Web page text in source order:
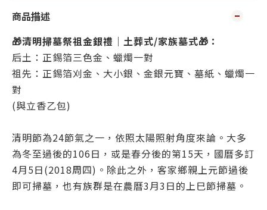
商品描述
🎁清明掃墓祭祖金銀禮｜土葬式/家族墓式🎁 ：
后土：正錫箔三色金、蠟燭一對
祖先：正錫箔刈金、大小銀、金銀元寶、墓紙、蠟燭一
對
(與立香乙包)
清明節為24節氣之一，依照太陽照射角度來論。大多
為冬至過後的106日，或是春分後的第15天，國曆多訂
4月5日(2018周四)。除此之外，客家鄉親上元節過後
即可掃墓，也有族群是在農曆3月3日的上巳節掃墓。